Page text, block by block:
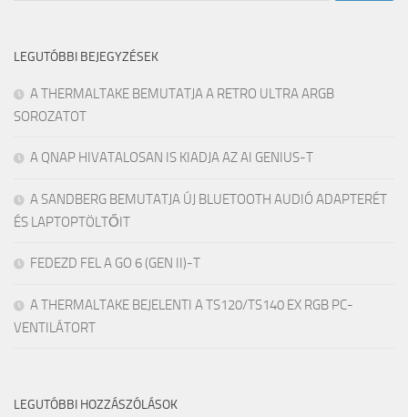
LEGUTÓBBI BEJEGYZÉSEK
A THERMALTAKE BEMUTATJA A RETRO ULTRA ARGB
SOROZATOT
A QNAP HIVATALOSAN IS KIADJA AZ AI GENIUS-T
A SANDBERG BEMUTATJA ÚJ BLUETOOTH AUDIÓ ADAPTERÉT
ÉS LAPTOPTÖLTŐIT
FEDEZD FEL A GO 6 (GEN II)-T
A THERMALTAKE BEJELENTI A TS120/TS140 EX RGB PC-
VENTILÁTORT
LEGUTÓBBI HOZZÁSZÓLÁSOK